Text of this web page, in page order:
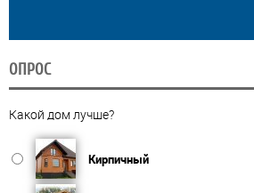
ОПРОС
Какой дом лучше?
Кирпичный